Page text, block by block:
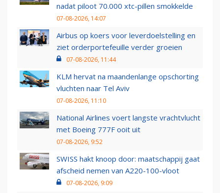
nadat piloot 70.000 xtc-pillen smokkelde
07-08-2026, 14:07
Airbus op koers voor leverdoelstelling en
ziet orderportefeuille verder groeien
07-08-2026, 11:44
KLM hervat na maandenlange opschorting
vluchten naar Tel Aviv
07-08-2026, 11:10
National Airlines voert langste vrachtvlucht
met Boeing 777F ooit uit
07-08-2026, 9:52
SWISS hakt knoop door: maatschappij gaat
afscheid nemen van A220-100-vloot
07-08-2026, 9:09